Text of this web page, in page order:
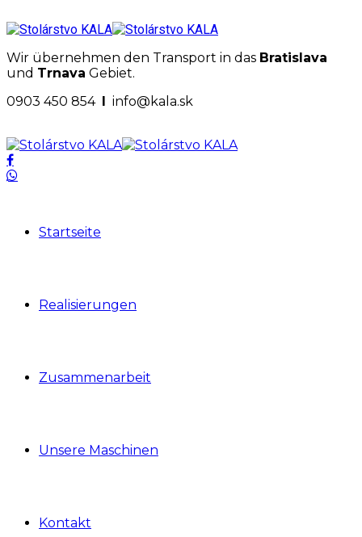
Wir übernehmen den Transport in das Bratislava
und Trnava Gebiet.
0903 450 854 I info@kala.sk
Startseite
Realisierungen
Zusammenarbeit
Unsere Maschinen
Kontakt